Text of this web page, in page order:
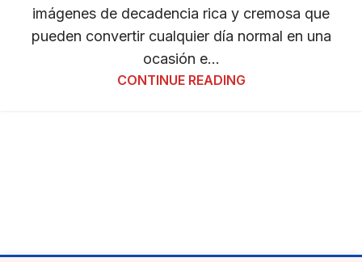
imágenes de decadencia rica y cremosa que
pueden convertir cualquier día normal en una
ocasión e...
CONTINUE READING